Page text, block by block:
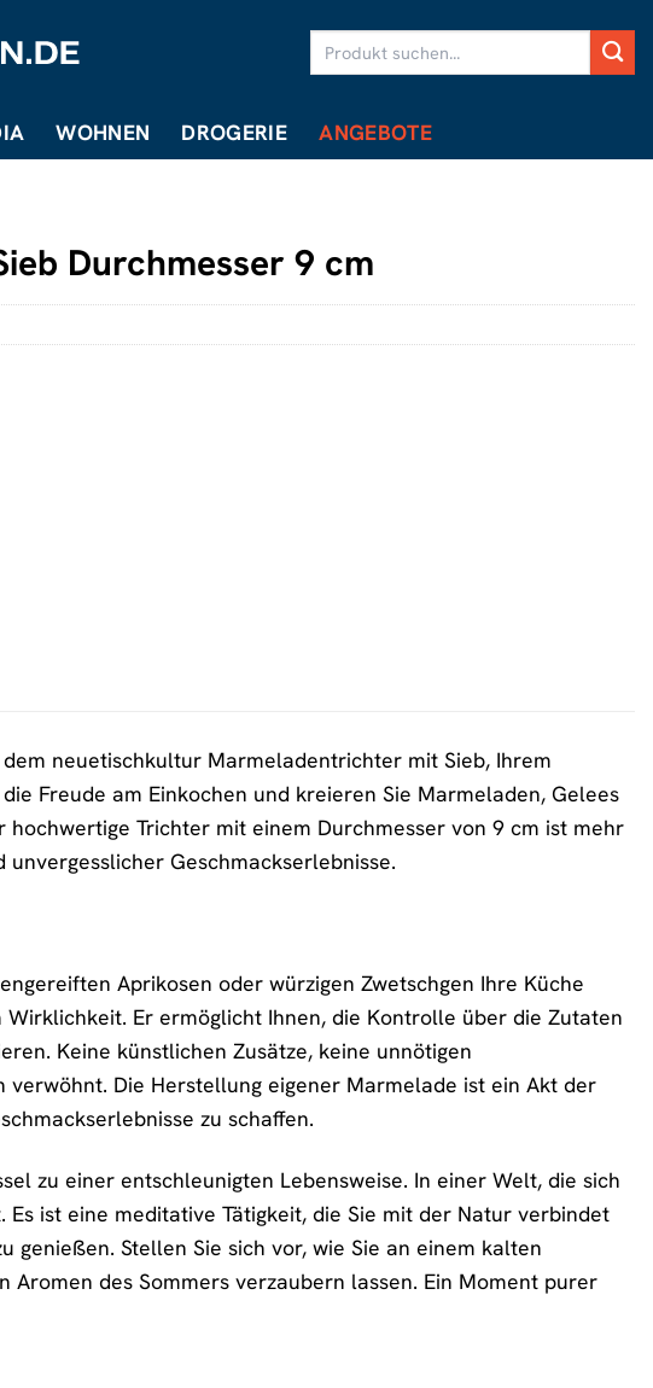
WOHNEN DROGERIE ANGEBOTE
Durchmesser 9 cm
neuetischkultur Marmeladentrichter mit Sieb, Ihrem
Freude am Einkochen und kreieren Sie Marmeladen, Gelees
Trichter mit einem Durchmesser von 9 cm ist mehr
Geschmackserlebnisse.
Aprikosen oder würzigen Zwetschgen Ihre Küche
Er ermöglicht Ihnen, die Kontrolle über die Zutaten
Keine künstlichen Zusätze, keine unnötigen
Die Herstellung eigener Marmelade ist ein Akt der
zu schaffen.
zu einer entschleunigten Lebensweise. In einer Welt, die sich
ist eine meditative Tätigkeit, die Sie mit der Natur verbindet
genießen. Stellen Sie sich vor, wie Sie an einem kalten
des Sommers verzaubern lassen. Ein Moment purer